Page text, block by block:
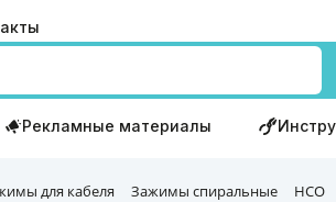
Рекламные материалы
для кабеля Зажимы спиральные НСО